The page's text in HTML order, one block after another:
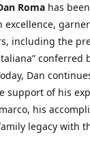
Roma has
excellence,
including the
conferred
Dan
support of his
his
legacy with